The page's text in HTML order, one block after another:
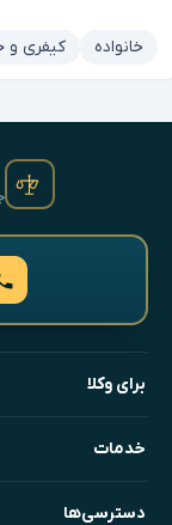
خانواده کیفری و
برای وکلا
خدمات
دسترسی‌ها